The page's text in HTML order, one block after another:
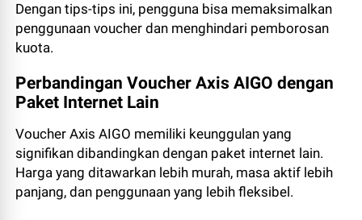
Dengan tips-tips ini, pengguna bisa memaksimalkan
penggunaan voucher dan menghindari pemborosan
kuota.
Perbandingan Voucher Axis AIGO dengan
Paket Internet Lain
Voucher Axis AIGO memiliki keunggulan yang
signifikan dibandingkan dengan paket internet lain.
Harga yang ditawarkan lebih murah, masa aktif lebih
panjang, dan penggunaan yang lebih fleksibel.